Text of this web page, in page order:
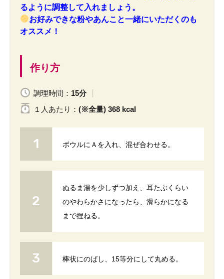
るように調整して入れましょう。
お好みできな粉やあんこと一緒にいただくのも
オススメ！
作り方
調理時間： 15分
１人 あたり ： (※全量) 368 kcal
ボウルにＡを入れ、混ぜ合わせる。
ぬるま湯を少しずつ加え、耳たぶくらい
のやわらかさになったら、滑らかになる
まで捏ねる。
棒状にのばし、15等分にして丸める。